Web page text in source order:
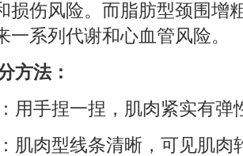
损伤风险。而脂肪型颈围增
一系列代谢和心血管风险。
方法：
用手捏一捏，肌肉紧实有弹
肌肉型线条清晰，可见肌肉